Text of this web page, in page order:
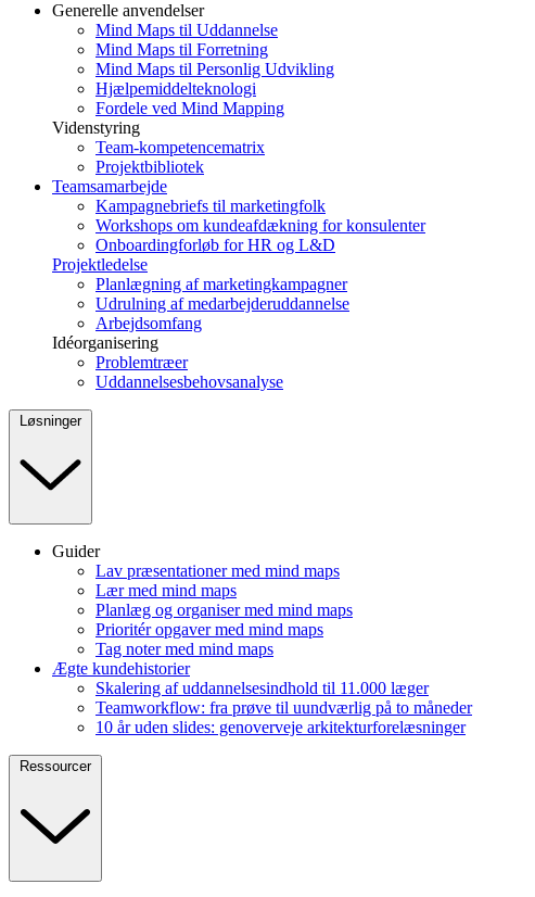
Generelle anvendelser
Mind Maps til Uddannelse
Mind Maps til Forretning
Mind Maps til Personlig Udvikling
Hjælpemiddelteknologi
Fordele ved Mind Mapping
Videnstyring
Team-kompetencematrix
Projektbibliotek
Teamsamarbejde
Kampagnebriefs til marketingfolk
Workshops om kundeafdækning for konsulenter
Onboardingforløb for HR og L&D
Projektledelse
Planlægning af marketingkampagner
Udrulning af medarbejderuddannelse
Arbejdsomfang
Idéorganisering
Problemtræer
Uddannelsesbehovsanalyse
Løsninger
Guider
Lav præsentationer med mind maps
Lær med mind maps
Planlæg og organiser med mind maps
Prioritér opgaver med mind maps
Tag noter med mind maps
Ægte kundehistorier
Skalering af uddannelsesindhold til 11.000 læger
Teamworkflow: fra prøve til uundværlig på to måneder
10 år uden slides: genoverveje arkitekturforelæsninger
Ressourcer